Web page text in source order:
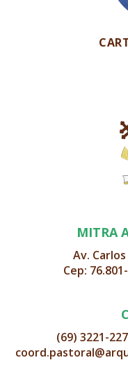
MITRA
Av.
Cep:
(69) 3221-